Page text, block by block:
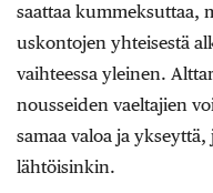
saattaa kummeksuttaa,
uskontojen yhteisestä
vaihteessa yleinen.
nousseiden vaeltajien
samaa valoa ja
lähtöisinkin.